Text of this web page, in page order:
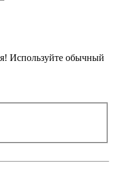
Используйте обычный